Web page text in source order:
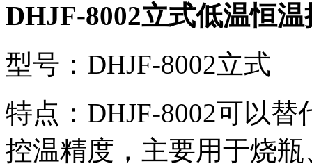
DHJF-8002立式低温恒
型号：DHJF-8002立式
特点：DHJF-8002可以
控温精度，主要用于烧